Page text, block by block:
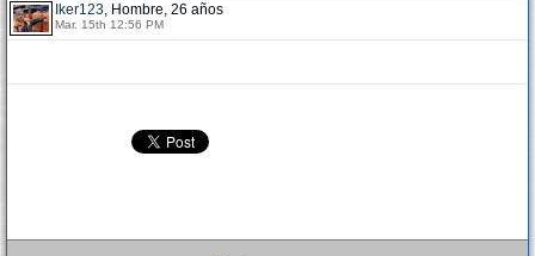
Iker123, Hombre, 26 años
Mar. 15th 12:56 PM